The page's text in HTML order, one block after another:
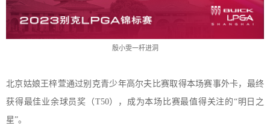
殷小雯一杆进洞
北京姑娘王梓萱通过别克青少年高尔夫比赛取得本场赛事外卡，最终
获得最佳业余球员奖（T50）， 成为本场比赛最值得关注的“明日 之
星”。